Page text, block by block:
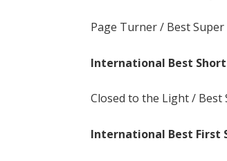
Page Turner / Best
International Best
Closed to the Light / Best
International Best First